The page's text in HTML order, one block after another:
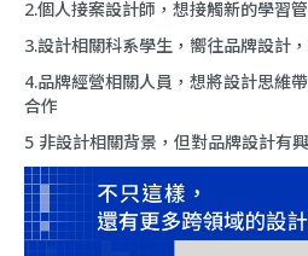
2.個人接案設計師，想接觸新的學習
3.設計相關科系學生，嚮往品牌設計
4.品牌經營相關人員，想將設計思維
合作
5 非設計相關背景，但對品牌設計有